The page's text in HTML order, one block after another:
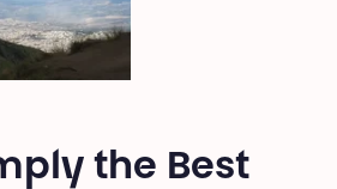
the Best